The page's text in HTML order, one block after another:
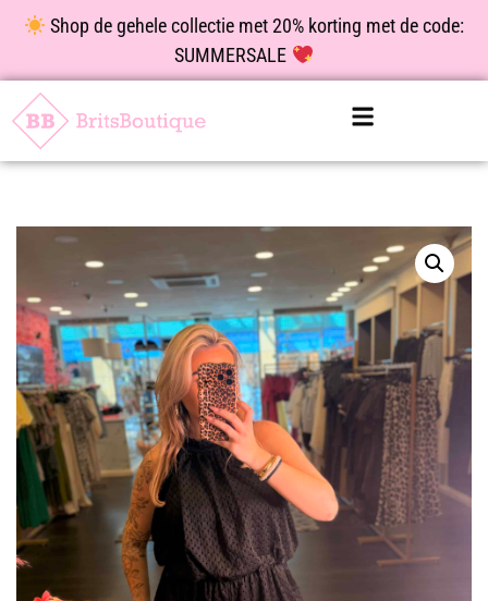
Shop de gehele collectie met 20% korting met de code:
SUMMERSALE